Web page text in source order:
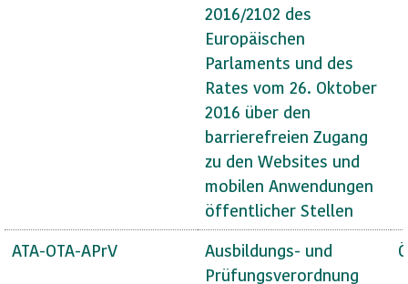
2016/2102 des
Europäischen
Parlaments und des
Rates vom 26. Oktober
2016 über den
barrierefreien Zugang
zu den Websites und
mobilen Anwendungen
öffentlicher Stellen
ATA-OTA-APrV
Ausbildungs- und
Prüfungsverordnung